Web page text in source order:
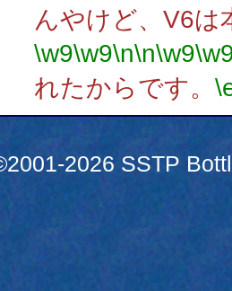
んやけど、V6は
\w9\w9\n\n\w9
れたからです。
2026 SSTP